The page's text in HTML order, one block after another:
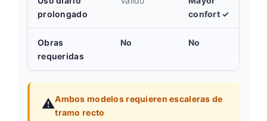
prolongado
confort ✓
Obras
requeridas
No No
⚠️Ambos modelos requieren escaleras de
tramo recto